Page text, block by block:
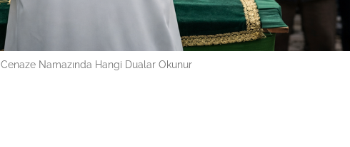
Cenaze Namazında Hangi Dualar Okunur